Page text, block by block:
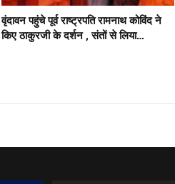
वृंदावन पहुंचे पूर्व राष्ट्रपति रामनाथ कोविंद ने
किए ठाकुरजी के दर्शन , संतों से लिया…